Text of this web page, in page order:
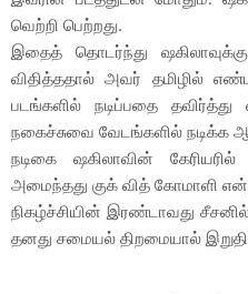
வெற்றி பெற்றது.
இதைத் தொடர்ந்து
விதித்ததால் அவர் தமிழில்
படங்களில் நடிப்பதை
நகைச்சுவை வேடங்களில் நடிக்க
நடிகை ஷகிலாவின் கேரியரில்
அமைந்தது குக் வித் கோமாளி
நிகழ்ச்சியின் இரண்டாவது
தனது சமையல் திறமையால்